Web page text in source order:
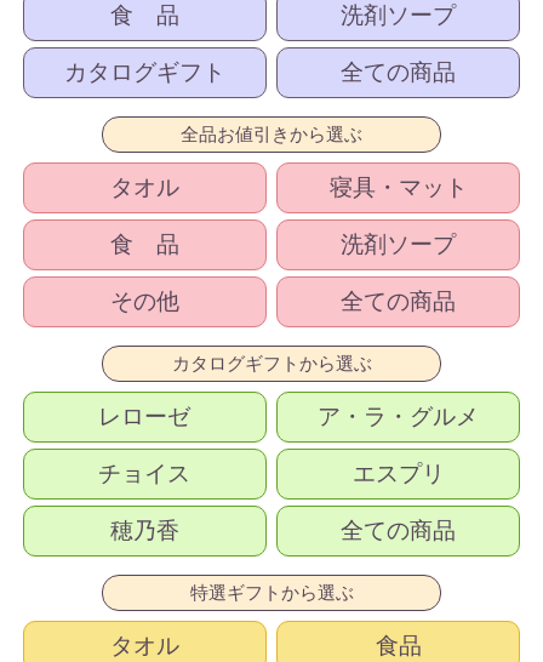
食 品 洗剤ソープ
カタログギフト 全ての商品
全品お値引きから選ぶ
タオル 寝具・マット
食 品 洗剤ソープ
その他 全ての商品
カタログギフトから選ぶ
レローゼ ア・ラ・グルメ
チョイス エスプリ
穂乃香 全ての商品
特選ギフトから選ぶ
タオル 食品